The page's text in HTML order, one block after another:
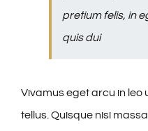
pretium felis, in
quis dui
Vivamus eget arcu in leo
tellus. Quisque nisi